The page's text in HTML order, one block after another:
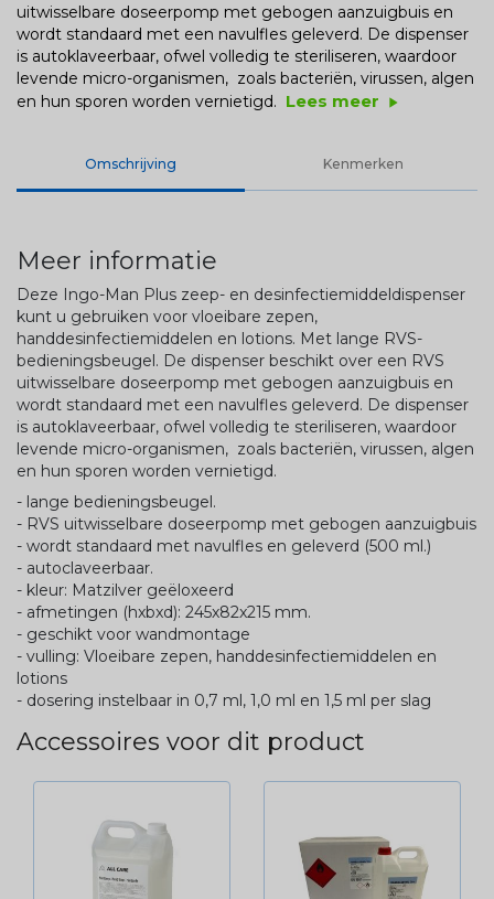
uitwisselbare doseerpomp met gebogen aanzuigbuis en
wordt standaard met een navulfles geleverd. De dispenser
is autoklaveerbaar, ofwel volledig te steriliseren, waardoor
levende micro-organismen, zoals bacteriën, virussen, algen
en hun sporen worden vernietigd. Lees meer play_arrow
Omschrijving Kenmerken
Meer informatie
Deze Ingo-Man Plus zeep- en desinfectiemiddeldispenser
kunt u gebruiken voor vloeibare zepen,
handdesinfectiemiddelen en lotions. Met lange RVS-
bedieningsbeugel. De dispenser beschikt over een RVS
uitwisselbare doseerpomp met gebogen aanzuigbuis en
wordt standaard met een navulfles geleverd. De dispenser
is autoklaveerbaar, ofwel volledig te steriliseren, waardoor
levende micro-organismen, zoals bacteriën, virussen, algen
en hun sporen worden vernietigd.
- lange bedieningsbeugel.
- RVS uitwisselbare doseerpomp met gebogen aanzuigbuis
- wordt standaard met navulfles en geleverd (500 ml.)
- autoclaveerbaar.
- kleur: Matzilver geëloxeerd
- afmetingen (hxbxd): 245x82x215 mm.
- geschikt voor wandmontage
- vulling: Vloeibare zepen, handdesinfectiemiddelen en
lotions
- dosering instelbaar in 0,7 ml, 1,0 ml en 1,5 ml per slag
Accessoires voor dit product